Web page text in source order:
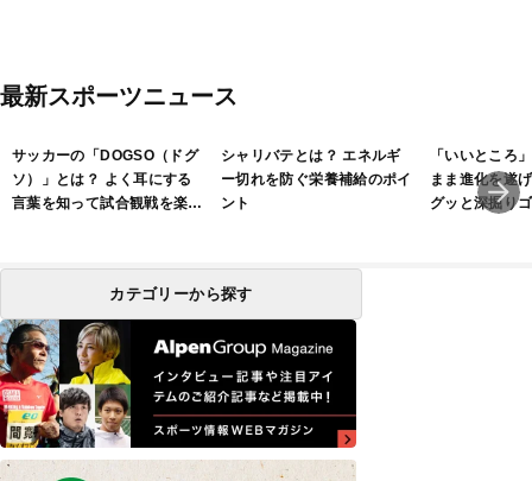
最新スポーツニュース
サッカーの「DOGSO（ドグ
ソ）」とは？ よく耳にする
言葉を知って試合観戦を楽し
シャリバテとは？ エネルギ
ー切れを防ぐ栄養補給のポイ
ント
「いいところ
まま進化を遂
グッと深掘り
カテゴリーから探す